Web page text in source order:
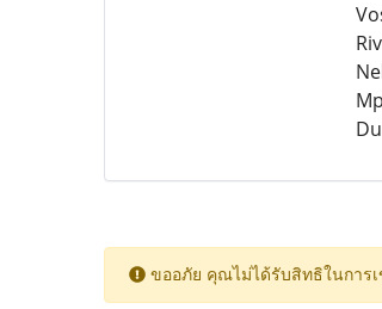
ขออภัย คุณไม่ได้รับสิทธิในการ